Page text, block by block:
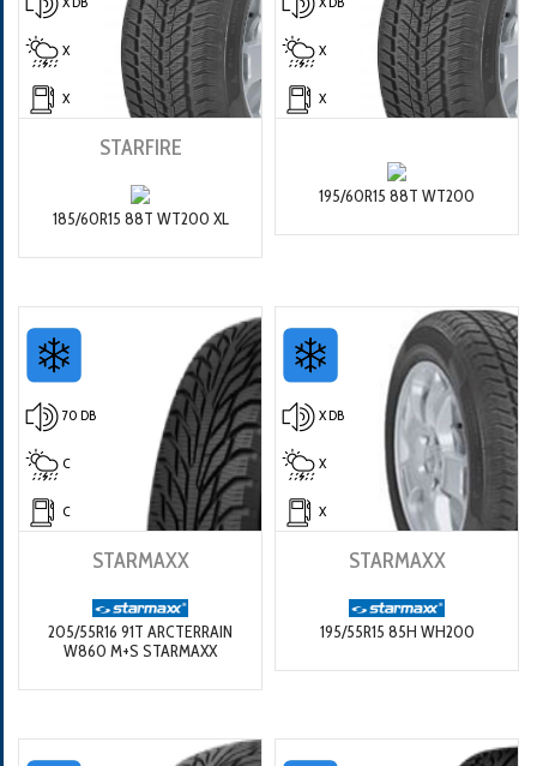
X
X
STARFIRE
185/60R15 88T WT200 XL
X
X
195/60R15 88T WT200
70 DB
C
C
STARMAXX
205/55R16 91T ARCTERRAIN
W860 M+S STARMAXX
X DB
X
X
STARMAXX
195/55R15 85H WH200